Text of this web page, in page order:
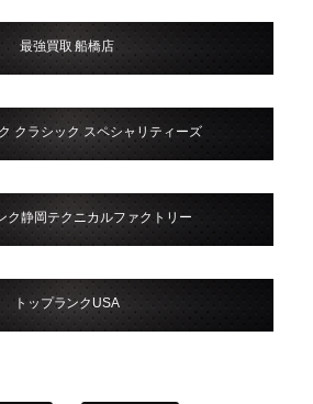
最強買取 船橋店
クラシック スペシャリティーズ
ク静岡テクニカルファクトリー
トップランクUSA